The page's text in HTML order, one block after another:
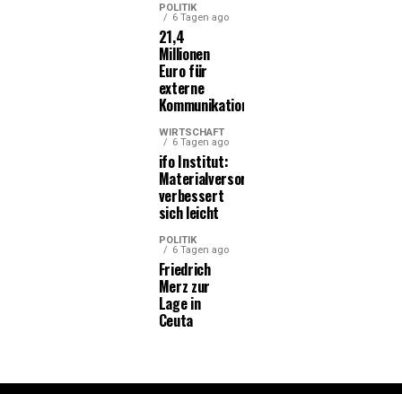
POLITIK
6 Tagen ago
21,4
Millionen
Euro für
externe
Kommunikationsleistungen
WIRTSCHAFT
6 Tagen ago
ifo Institut:
Materialversorgung
verbessert
sich leicht
POLITIK
6 Tagen ago
Friedrich
Merz zur
Lage in
Ceuta